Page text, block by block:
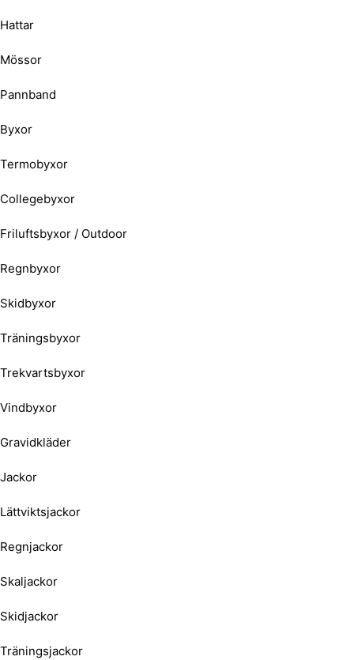
Hattar
Mössor
Pannband
Byxor
Termobyxor
Collegebyxor
Friluftsbyxor / Outdoor
Regnbyxor
Skidbyxor
Träningsbyxor
Trekvartsbyxor
Vindbyxor
Gravidkläder
Jackor
Lättviktsjackor
Regnjackor
Skaljackor
Skidjackor
Träningsjackor